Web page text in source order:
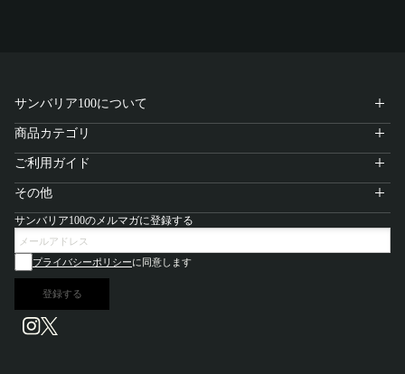
サンバリア100について
商品カテゴリ
ご利用ガイド
その他
サンバリア100のメルマガに登録する
プライバシーポリシーに同意します
登録する